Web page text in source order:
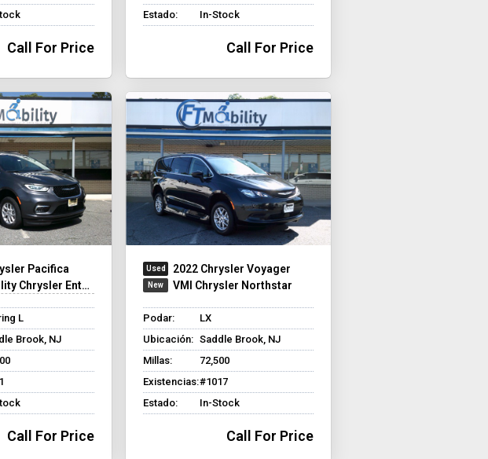
Call For Price
Estado:
In-Stock
Call For Price
Pacifica
Entervan XT
L
Brook, NJ
Call For Price
2022 Chrysler Voyager
VMI Chrysler Northstar
Podar:
LX
Ubicación: Saddle Brook, NJ
Millas:
72,500
Existencias:#1017
Estado:
In-Stock
Call For Price